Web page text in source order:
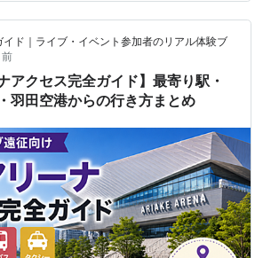
も戻りやすいホテルが残っているかを
。 この記…
イド｜ライブ・イベント参加者のリアル体験ブ
アクセス完全ガイド】最寄り駅・
羽田空港からの行き方まとめ